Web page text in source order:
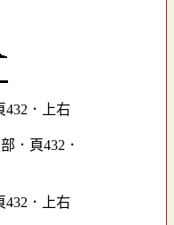
432．上右
432．上右